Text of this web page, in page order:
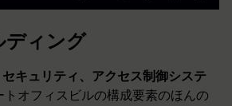
Mute Settings
PIP
Enter
ディング
キュリティ、アクセス制御システ
トオフィスビルの構成要素のほんの